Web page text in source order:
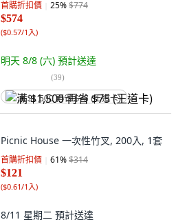
首購折扣價 25%$774
$574
($0.57/1入)
明天 8/8 (六) 預計送達
(39)
满 $1,500 再省 $75 (王道卡)
Picnic House 一次性竹叉, 200入, 1套
首購折扣價 61%$314
$121
($0.61/1入)
8/11 星期二 預計送達